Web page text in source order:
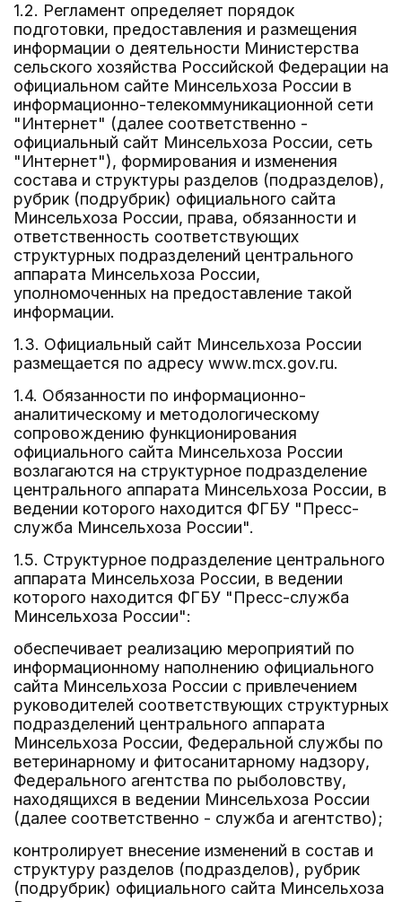
1.2. Регламент определяет порядок
подготовки, предоставления и размещения
информации о деятельности Министерства
сельского хозяйства Российской Федерации на
официальном сайте Минсельхоза России в
информационно-телекоммуникационной сети
"Интернет" (далее соответственно -
официальный сайт Минсельхоза России, сеть
"Интернет"), формирования и изменения
состава и структуры разделов (подразделов),
рубрик (подрубрик) официального сайта
Минсельхоза России, права, обязанности и
ответственность соответствующих
структурных подразделений центрального
аппарата Минсельхоза России,
уполномоченных на предоставление такой
информации.
1.3. Официальный сайт Минсельхоза России
размещается по адресу www.mcx.gov.ru.
1.4. Обязанности по информационно-
аналитическому и методологическому
сопровождению функционирования
официального сайта Минсельхоза России
возлагаются на структурное подразделение
центрального аппарата Минсельхоза России, в
ведении которого находится ФГБУ "Пресс-
служба Минсельхоза России".
1.5. Структурное подразделение центрального
аппарата Минсельхоза России, в ведении
которого находится ФГБУ "Пресс-служба
Минсельхоза России":
обеспечивает реализацию мероприятий по
информационному наполнению официального
сайта Минсельхоза России с привлечением
руководителей соответствующих структурных
подразделений центрального аппарата
Минсельхоза России, Федеральной службы по
ветеринарному и фитосанитарному надзору,
Федерального агентства по рыболовству,
находящихся в ведении Минсельхоза России
(далее соответственно - служба и агентство);
контролирует внесение изменений в состав и
структуру разделов (подразделов), рубрик
(подрубрик) официального сайта Минсельхоза